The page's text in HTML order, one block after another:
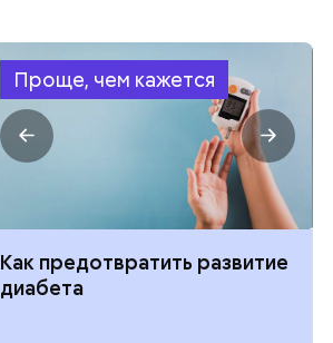
Проще, чем кажется
Как предотвратить развитие
диабета